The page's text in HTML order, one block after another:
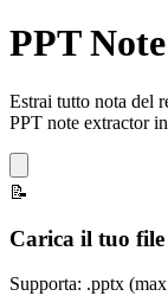
PPT
Estrai tutto nota del
PPT note extractor
📝
Carica il tuo file
Supporta: .pptx